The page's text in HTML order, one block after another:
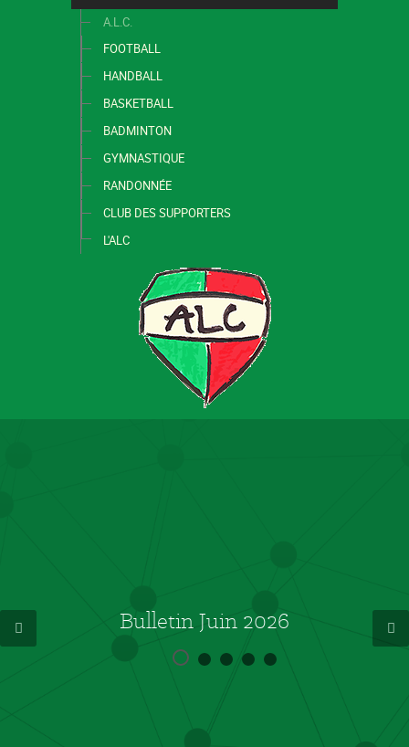
A.L.C.
FOOTBALL
HANDBALL
BASKETBALL
BADMINTON
GYMNASTIQUE
RANDONNÉE
CLUB DES SUPPORTERS
L'ALC
Bulletin Juin 2026